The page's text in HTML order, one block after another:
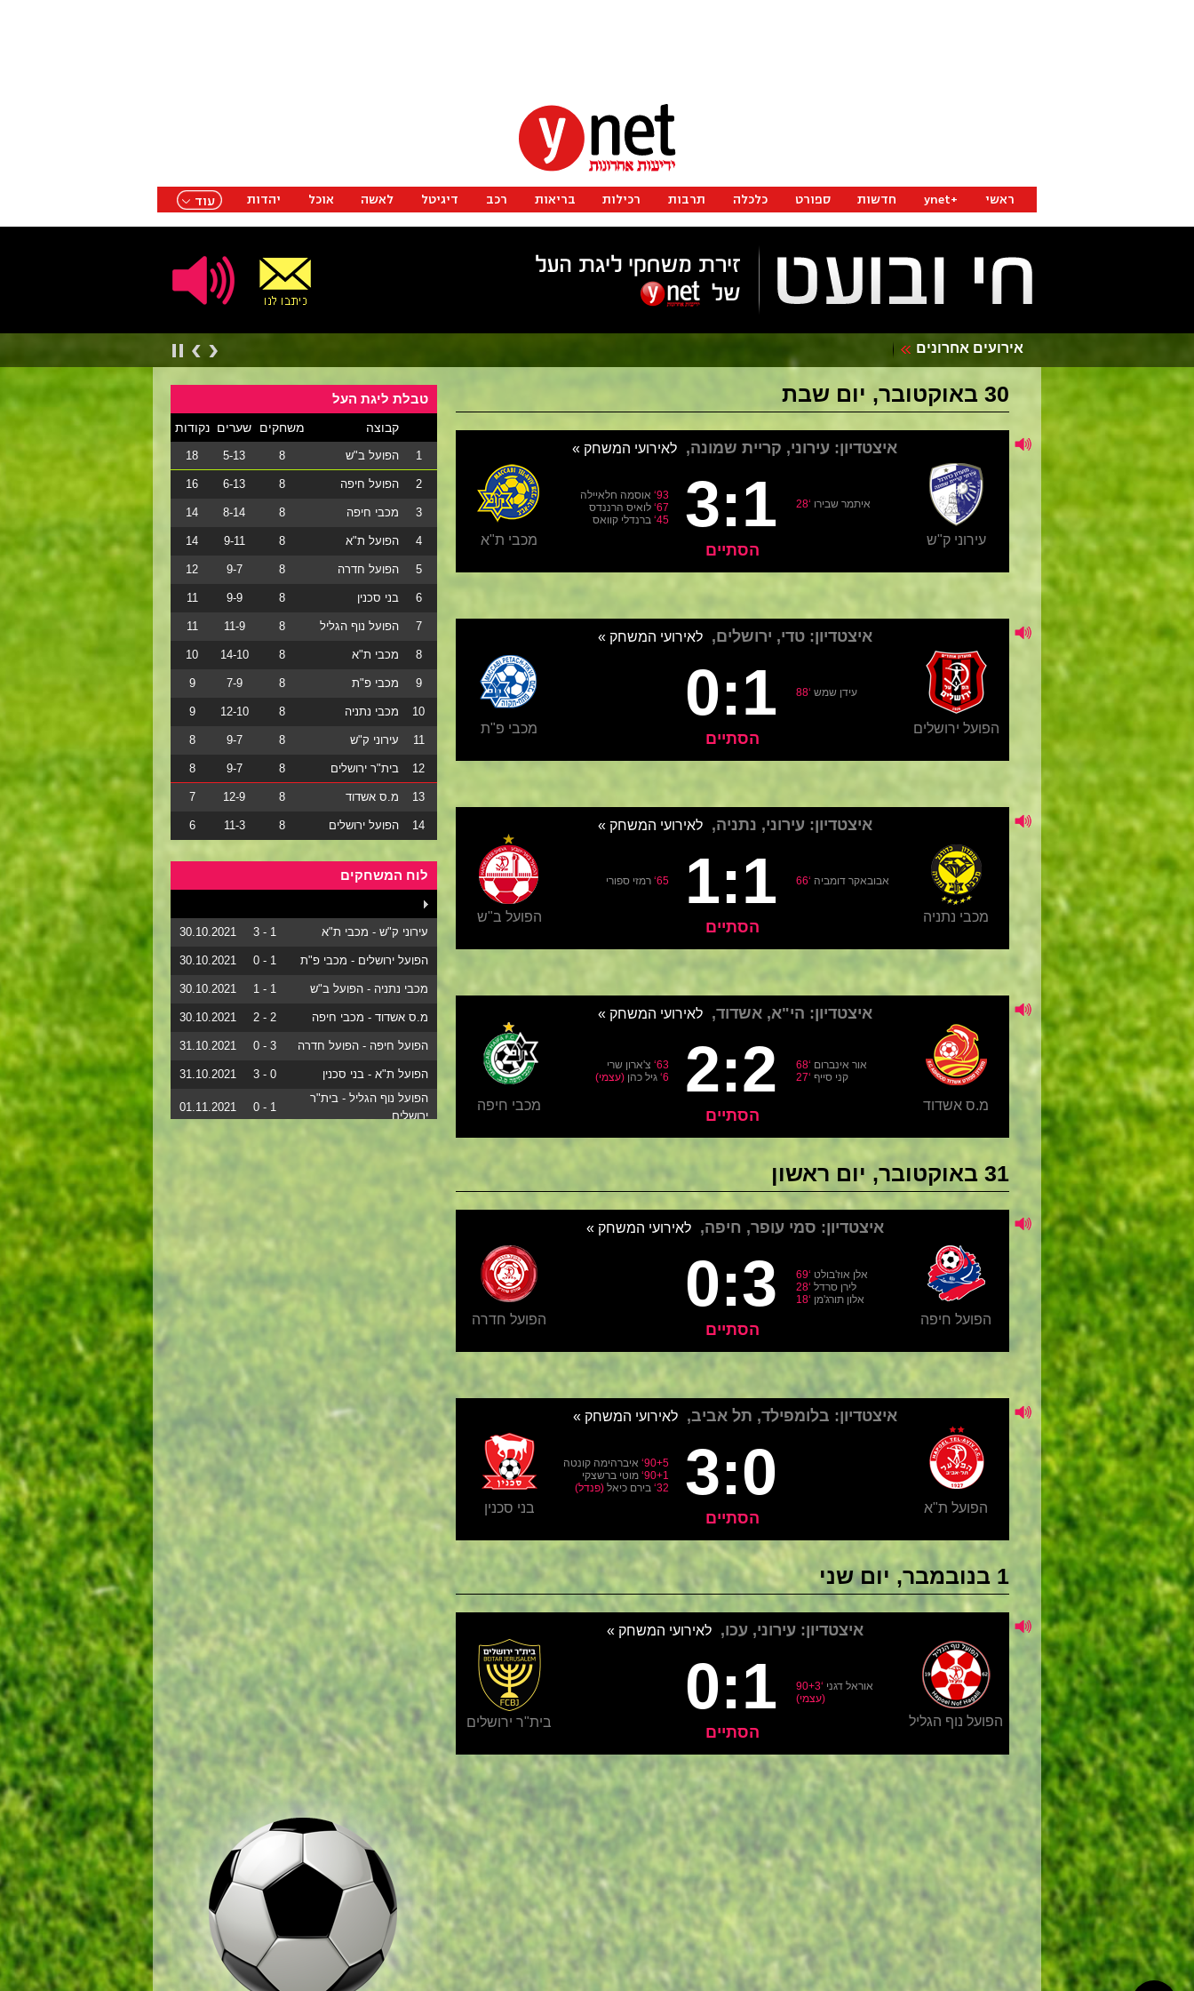
אירועים אחרונים
30 באוקטובר, יום שבת
31 באוקטובר, יום ראשון
1 בנובמבר, יום שני